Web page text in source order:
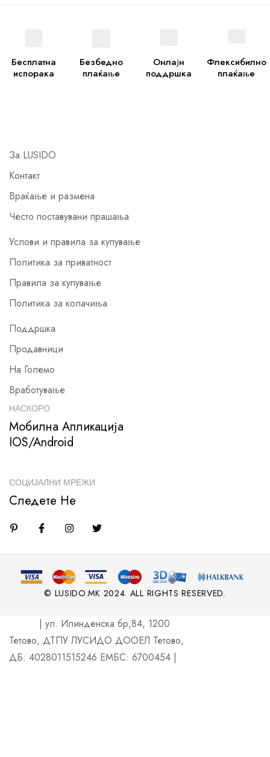
Бесплатна
испорака
Безбедно
плаќање
Онлајн
поддршка
Флексибилно
плаќање
За LUSIDO
Контакт
Враќање и размена
Често поставувани прашања
Услови и правила за купување
Политика за приватност
Правила за купување
Политика за колачиња
Поддршка
Продавници
На Големо
Вработување
НАСКОРО
Мобилна Апликација
IOS/Android
СОЦИЈАЛНИ МРЕЖИ
Следете Не
© LUSIDO.MK 2024. ALL RIGHTS RESERVED.
| ул. Илинденска бр,84, 1200
Тетово, ДТПУ ЛУСИДО ДООЕЛ Тетово,
ДБ: 4028011515246 ЕМБС: 6700454 |